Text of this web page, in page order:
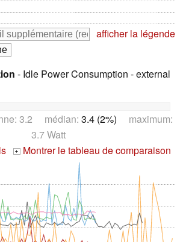
afficher la légende
- Idle Power Consumption - external
3.2 médian: 3.4 (2%) maximum:
3.7 Watt
+ Montrer le tableau de comparaison